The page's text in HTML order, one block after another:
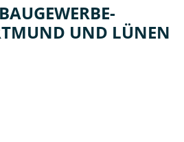
UND LÜNEN